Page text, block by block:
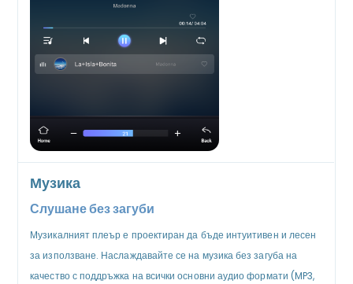
Музика
Слушане без загуби
Музикалният плеър е проектиран да бъде интуитивен и лесен
за използване. Наслаждавайте се на музика без загуба на
качество с поддръжка на всички основни аудио формати (MP3,